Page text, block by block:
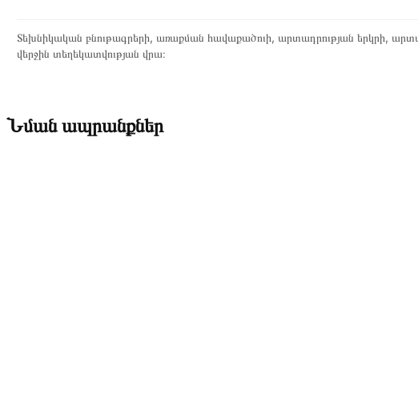
Տեխնիկական բնութագրերի, առաքման հավաքածուի, արտադրության երկրի,
վերջին տեղեկատվության վրա։
Նման ապրանքներ